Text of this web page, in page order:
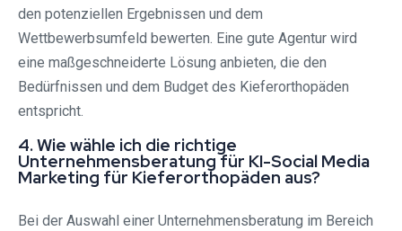
den potenziellen Ergebnissen und dem
Wettbewerbsumfeld bewerten. Eine gute Agentur wird
eine maßgeschneiderte Lösung anbieten, die den
Bedürfnissen und dem Budget des Kieferorthopäden
entspricht.
4. Wie wähle ich die richtige
Unternehmensberatung für KI-Social Media
Marketing für Kieferorthopäden aus?
Bei der Auswahl einer Unternehmensberatung im Bereich